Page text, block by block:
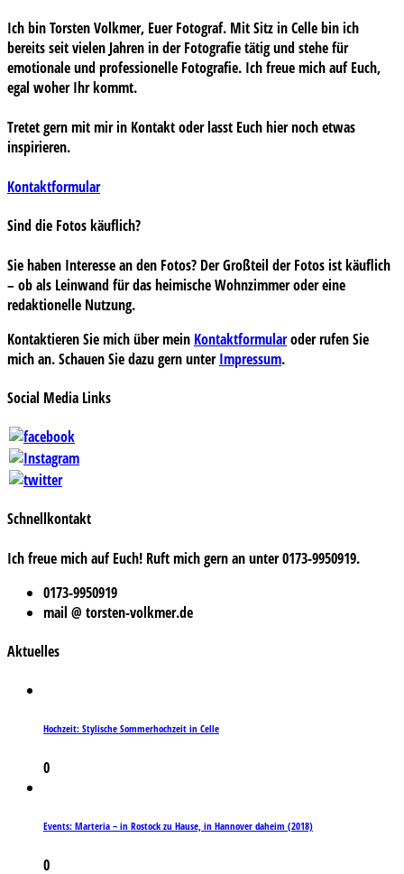
Ich bin Torsten Volkmer, Euer Fotograf. Mit Sitz in Celle bin ich
bereits seit vielen Jahren in der Fotografie tätig und stehe für
emotionale und professionelle Fotografie. Ich freue mich auf Euch,
egal woher Ihr kommt.
Tretet gern mit mir in Kontakt oder lasst Euch hier noch etwas
inspirieren.
Kontaktformular
Sind die Fotos käuflich?
Sie haben Interesse an den Fotos? Der Großteil der Fotos ist käuflich
– ob als Leinwand für das heimische Wohnzimmer oder eine
redaktionelle Nutzung.
Kontaktieren Sie mich über mein Kontaktformularoder rufen Sie
mich an. Schauen Sie dazu gern unterImpressum.
Social Media Links
Schnellkontakt
Ich freue mich auf Euch! Ruft mich gern an unter 0173-9950919.
0173-9950919
mail @ torsten-volkmer.de
Aktuelles
Hochzeit: Stylische Sommerhochzeit in Celle
0
Events: Marteria – in Rostock zu Hause, in Hannover daheim (2018)
0